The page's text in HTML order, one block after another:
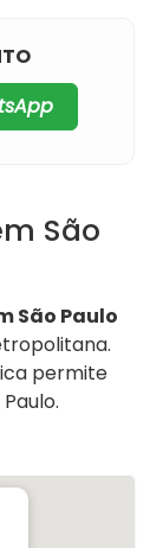
São
São Paulo
permite